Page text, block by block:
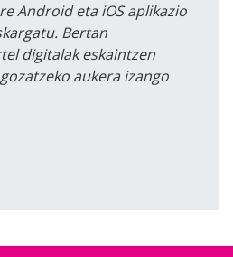
Android eta iOS aplikazio
Bertan
digitalak eskaintzen
aukera izango